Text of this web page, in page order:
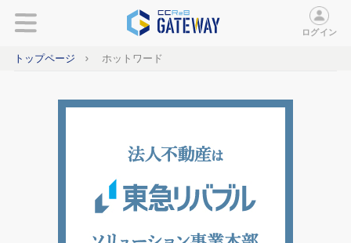
ログイン
トップページ ホットワード